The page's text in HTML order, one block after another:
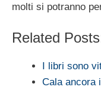
molti si potranno
Related
I libri sono
Cala ancora